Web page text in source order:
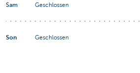
Sam Geschlossen
Son Geschlossen